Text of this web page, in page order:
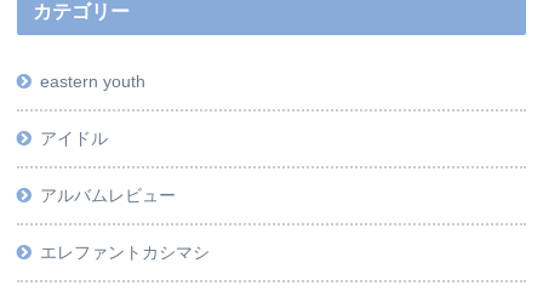
カテゴリー
eastern youth
アイドル
アルバムレビュー
エレファントカシマシ